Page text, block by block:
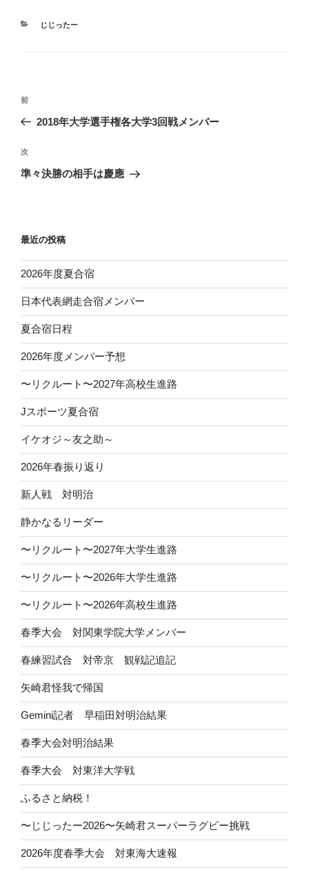
カ
じじったー
投
ビ
ゲ
ン
前
の
稿
前
2018年大学選手権各大学3回戦メンバー
次
の
次
準々決勝の相手は慶應
最近の投稿
2026年度夏合宿
日本代表網走合宿メンバー
夏合宿日程
2026年度メンバー予想
〜リクルート〜2027年高校生進路
Jスポーツ夏合宿
イケオジ～友之助～
2026年春振り返り
新人戦 対明治
静かなるリーダー
〜リクルート〜2027年大学生進路
〜リクルート〜2026年大学生進路
〜リクルート〜2026年高校生進路
春季大会 対関東学院大学メンバー
春練習試合 対帝京 観戦記追記
矢崎君怪我で帰国
Gemini記者 早稲田対明治結果
春季大会対明治結果
春季大会 対東洋大学戦
ふるさと納税！
〜じじったー2026〜矢崎君スーパーラグビー挑戦
2026年度春季大会 対東海大速報